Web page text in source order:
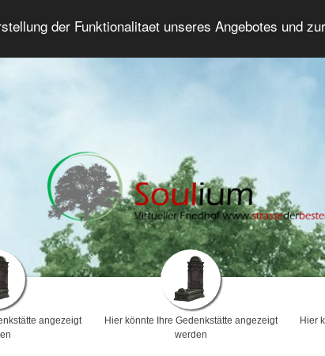
der Funktionalitaet unseres Angebotes und
Trauerforum Erweiterte Suche
angezeigt
Hier könnte Ihre Gedenkstätte angezeigt
werden
Hier